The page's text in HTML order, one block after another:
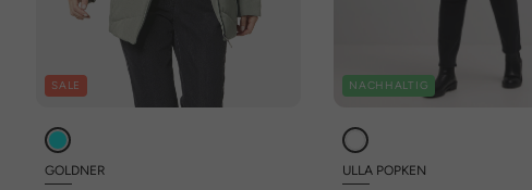
SALE
GOLDNER
NACHHALTIG
ULLA POPKEN